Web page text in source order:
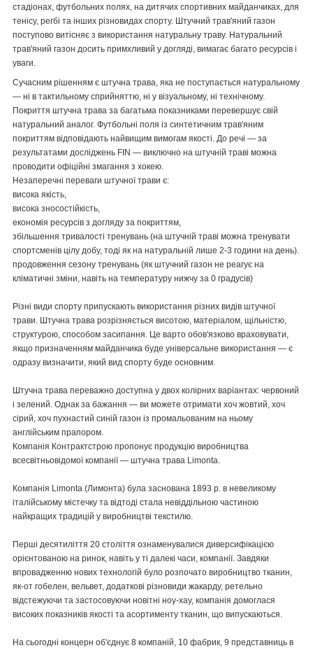
стадіонах, футбольних полях, на дитячих спортивних майданчиках, для
тенісу, регбі та інших різновидах спорту. Штучний трав'яний газон
поступово витісняє з використання натуральну траву. Натуральний
трав'яний газон досить примхливий у догляді, вимагає багато ресурсів і
уваги.
Сучасним рішенням є штучна трава, яка не поступається натуральному
— ні в тактильному сприйняттю, ні у візуальному, ні технічному.
Покриття штучна трава за багатьма показниками перевершує свій
натуральний аналог. Футбольні поля із синтетичним трав'яним
покриттям відповідають найвищим вимогам якості. До речі — за
результатами досліджень FIN — виключно на штучній траві можна
проводити офіційні змагання з хокею.
Незаперечні переваги штучної трави є:
висока якість,
висока зносостійкість,
економія ресурсів з догляду за покриттям,
збільшення тривалості тренувань (на штучній траві можна тренувати
спортсменів цілу добу, тоді як на натуральній лише 2-3 години на день).
продовження сезону тренувань (як штучний газон не реагує на
кліматичні зміни, навіть на температуру нижчу за 0 градусів)
Різні види спорту припускають використання різних видів штучної
трави. Штучна трава розрізняється висотою, матеріалом, щільністю,
структурою, способом засипання. Це варто обов'язково враховувати,
якщо призначенням майданчика буде універсальне використання — є
одразу визначити, який вид спорту буде основним.
Штучна трава переважно доступна у двох колірних варіантах: червоний
і зелений. Однак за бажання — ви можете отримати хоч жовтий, хоч
сірий, хоч пухнастий синій газон із промальованим на ньому
англійським прапором.
Компанія Контрактстрою пропонує продукцію виробництва
всесвітньовідомої компанії — штучна трава Limonta.
Компанія Limonta (Лимонта) була заснована 1893 р. в невеликому
італійському містечку та відтоді стала невіддільною частиною
найкращих традицій у виробництві текстилю.
Перші десятиліття 20 століття ознаменувалися диверсифікацією
орієнтованою на ринок, навіть у ті далекі часи, компанії. Завдяки
впровадженню нових технологій було розпочато виробництво тканин,
як-от гобелен, вельвет, додаткові різновиди жакарду, ретельно
відстежуючи та застосовуючи новітні ноу-хау, компанія домоглася
високих показників якості та асортименту тканин, що випускаються.
На сьогодні концерн об'єднує 8 компаній, 10 фабрик, 9 представниць в